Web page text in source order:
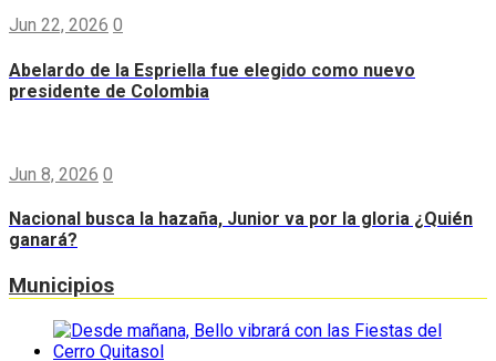
Jun 22, 2026 0
Abelardo de la Espriella fue elegido como nuevo
presidente de Colombia
Jun 8, 2026 0
Nacional busca la hazaña, Junior va por la gloria ¿Quién
ganará?
Municipios